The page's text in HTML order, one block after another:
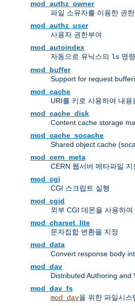
mod_authz_owner
파일 소유자를 이용한 권
mod_authz_user
사용자 권한부여
mod_autoindex
자동으로 유닉스의 ls 명
mod_buffer
Support for request
mod_cache
URI를 키로 사용하여 내용
mod_cache_disk
Content cache storage
mod_cache_socache
Shared object cache
mod_cern_meta
CERN 웹서버 메타파일 지
mod_cgi
CGI 스크립트 실행
mod_cgid
외부 CGI 데몬을 사용하
mod_charset_lite
문자집합 변환을 지정
mod_data
Convert response body
mod_dav
Distributed Authoring and
mod_dav_fs
mod_dav을 위한 파일시스